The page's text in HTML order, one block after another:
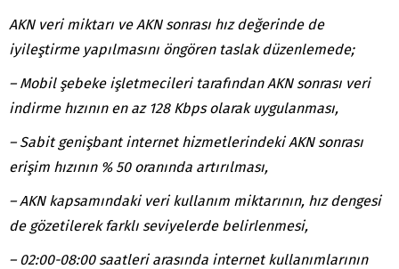
AKN veri miktarı ve AKN sonrası hız değerinde de
iyileştirme yapılmasını öngören taslak düzenlemede;
– Mobil şebeke işletmecileri tarafından AKN sonrası veri
indirme hızının en az 128 Kbps olarak uygulanması,
– Sabit genişbant internet hizmetlerindeki AKN sonrası
erişim hızının % 50 oranında artırılması,
– AKN kapsamındaki veri kullanım miktarının, hız dengesi
de gözetilerek farklı seviyelerde belirlenmesi,
– 02:00-08:00 saatleri arasında internet kullanımlarının